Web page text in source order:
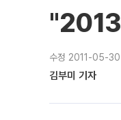
"2013
수정 2011-05-
김부미 기자